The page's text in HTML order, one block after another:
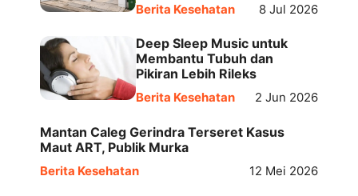
Berita Kesehatan 8 Jul 2026
Deep Sleep Music untuk
Membantu Tubuh dan
Pikiran Lebih Rileks
Berita Kesehatan 2 Jun 2026
Mantan Caleg Gerindra Terseret Kasus
Maut ART, Publik Murka
Berita Kesehatan 12 Mei 2026